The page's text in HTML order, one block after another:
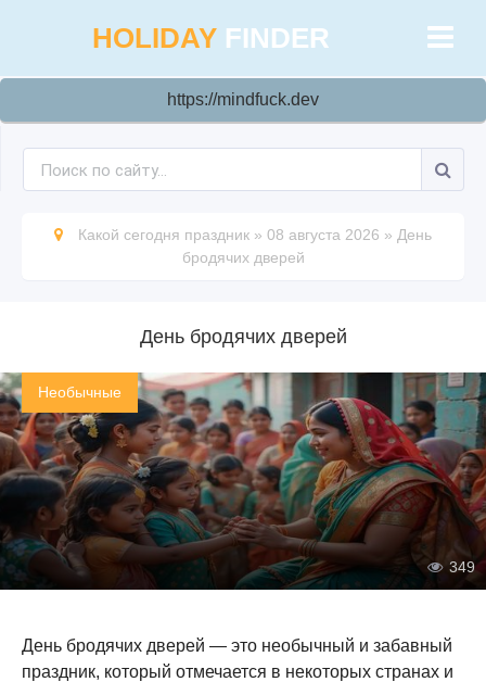
HOLIDAY FINDER
https://mindfuck.dev
Какой сегодня праздник » 08 августа 2026 » День
бродячих дверей
День бродячих дверей
Необычные
349
День бродячих дверей — это необычный и забавный
праздник, который отмечается в некоторых странах и